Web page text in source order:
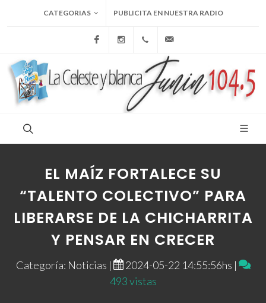
CATEGORIAS PUBLICITA EN NUESTRA RADIO
FacebookInstagram+54 9 236 465-4833
EL MAÍZ FORTALECE SU
“TALENTO COLECTIVO” PARA
LIBERARSE DE LA CHICHARRITA
Y PENSAR EN CRECER
Categoría: Noticias |
2024-05-22 14:55:56hs |
493 vistas